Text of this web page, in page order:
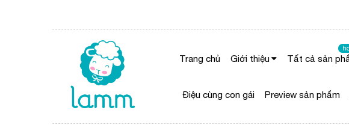
Trang chủ Giới thiệu Tất cả sản
Điệu cùng con gái Preview sản phẩm